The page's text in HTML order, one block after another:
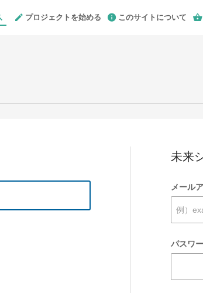
プロジェクトを始める このサイトについて
未来
メール
パスワ